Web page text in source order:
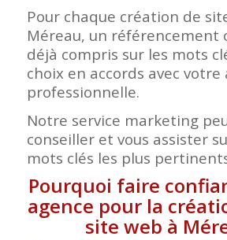
Pour chaque création de
Méreau, un référencement
déjà compris sur les mots
choix en accords avec
professionnelle.
Notre service marketing
conseiller et vous assister
mots clés les plus
Pourquoi faire
agence pour la
site web à